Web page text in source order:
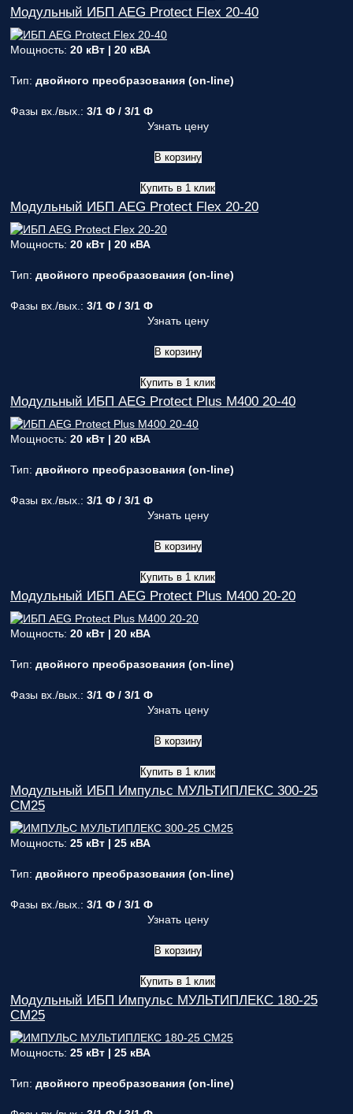
Модульный ИБП AEG Protect Flex 20-40
Мощность: 20 кВт | 20 кВА
Тип: двойного преобразования (on-line)
Фазы вх./вых.: 3/1 Ф / 3/1 Ф
Узнать цену
В корзину
Купить в 1 клик
Модульный ИБП AEG Protect Flex 20-20
Мощность: 20 кВт | 20 кВА
Тип: двойного преобразования (on-line)
Фазы вх./вых.: 3/1 Ф / 3/1 Ф
Узнать цену
В корзину
Купить в 1 клик
Модульный ИБП AEG Protect Plus M400 20-40
Мощность: 20 кВт | 20 кВА
Тип: двойного преобразования (on-line)
Фазы вх./вых.: 3/1 Ф / 3/1 Ф
Узнать цену
В корзину
Купить в 1 клик
Модульный ИБП AEG Protect Plus M400 20-20
Мощность: 20 кВт | 20 кВА
Тип: двойного преобразования (on-line)
Фазы вх./вых.: 3/1 Ф / 3/1 Ф
Узнать цену
В корзину
Купить в 1 клик
Модульный ИБП Импульс МУЛЬТИПЛЕКС 300-25
СМ25
Мощность: 25 кВт | 25 кВА
Тип: двойного преобразования (on-line)
Фазы вх./вых.: 3/1 Ф / 3/1 Ф
Узнать цену
В корзину
Купить в 1 клик
Модульный ИБП Импульс МУЛЬТИПЛЕКС 180-25
СМ25
Мощность: 25 кВт | 25 кВА
Тип: двойного преобразования (on-line)